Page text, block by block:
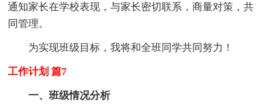
通知家长在学校表现，与家长密切联系，商量对策，共
同管理。
为实现班级目标，我将和全班同学共同努力！
工作计划 篇7
一、班级情况分析